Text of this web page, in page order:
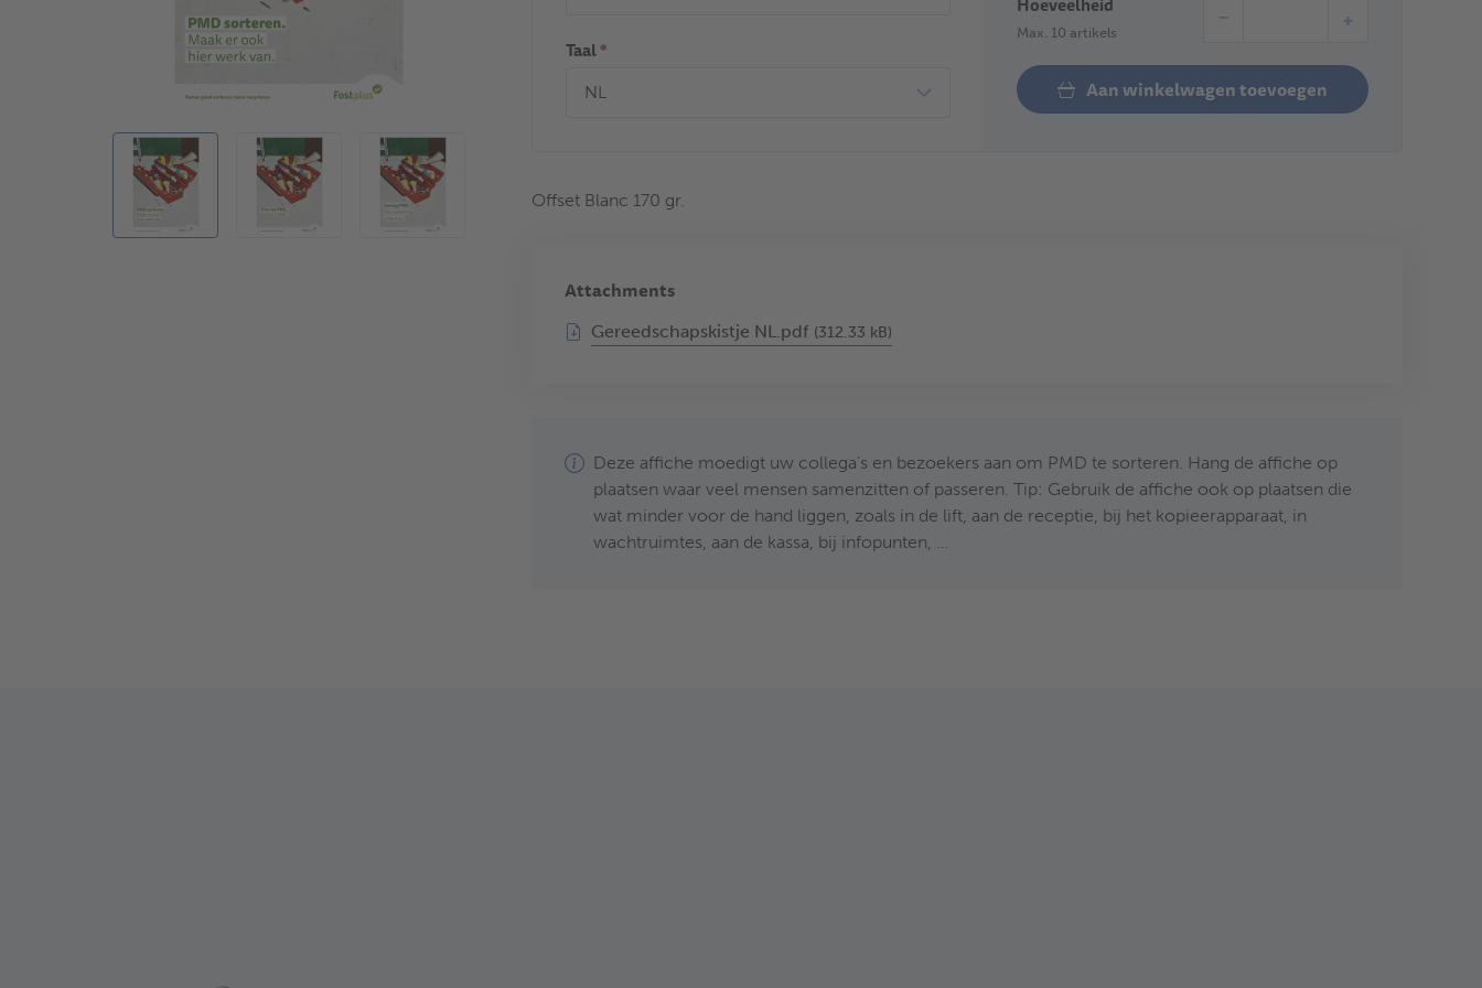
Taal*
− +
Max. 10 artikels
Aan winkelwagen toevoegen
Offset Blanc 170 gr.
Attachments
Gereedschapskistje NL.pdf (312.33 kB)
Deze affiche moedigt uw collega’s en bezoekers aan om PMD te sorteren. Hang de affiche op
plaatsen waar veel mensen samenzitten of passeren. Tip: Gebruik de affiche ook op plaatsen die
wat minder voor de hand liggen, zoals in de lift, aan de receptie, bij het kopieerapparaat, in
wachtruimtes, aan de kassa, bij infopunten, …